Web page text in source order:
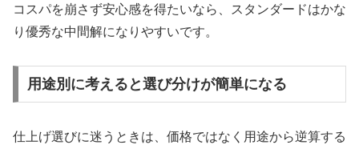
コスパを崩さず安心感を得たいなら、スタンダードはかな
り優秀な中間解になりやすいです。
用途別に考えると選び分けが簡単になる
仕上げ選びに迷うときは、価格ではなく用途から逆算する